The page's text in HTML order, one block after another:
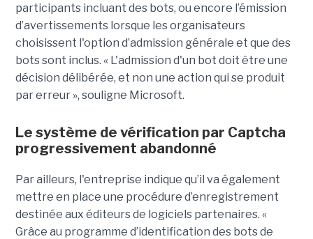
participants incluant des bots, ou encore l’émission
d’avertissements lorsque les organisateurs
choisissent l'option d’admission générale et que des
bots sont inclus. « L'admission d'un bot doit être une
décision délibérée, et non une action qui se produit
par erreur », souligne Microsoft.
Le système de vérification par Captcha
progressivement abandonné
Par ailleurs, l'entreprise indique qu’il va également
mettre en place une procédure d’enregistrement
destinée aux éditeurs de logiciels partenaires. «
Grâce au programme d’identification des bots de